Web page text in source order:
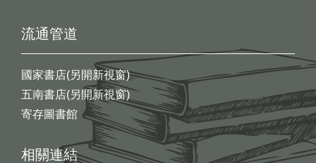
流通管道
國家書店(另開新視窗)
五南書店(另開新視窗)
寄存圖書館
相關連結